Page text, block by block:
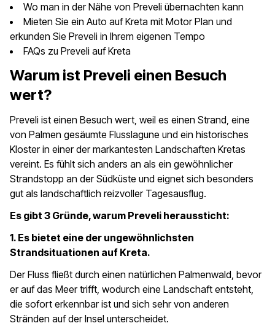
Wo man in der Nähe von Preveli übernachten kann
Mieten Sie ein Auto auf Kreta mit Motor Plan und
erkunden Sie Preveli in Ihrem eigenen Tempo
FAQs zu Preveli auf Kreta
Warum ist Preveli einen Besuch
wert?
Preveli ist einen Besuch wert, weil es einen Strand, eine
von Palmen gesäumte Flusslagune und ein historisches
Kloster in einer der markantesten Landschaften Kretas
vereint. Es fühlt sich anders an als ein gewöhnlicher
Strandstopp an der Südküste und eignet sich besonders
gut als landschaftlich reizvoller Tagesausflug.
Es gibt 3 Gründe, warum Preveli heraussticht:
1. Es bietet eine der ungewöhnlichsten
Strandsituationen auf Kreta.
Der Fluss fließt durch einen natürlichen Palmenwald, bevor
er auf das Meer trifft, wodurch eine Landschaft entsteht,
die sofort erkennbar ist und sich sehr von anderen
Stränden auf der Insel unterscheidet.